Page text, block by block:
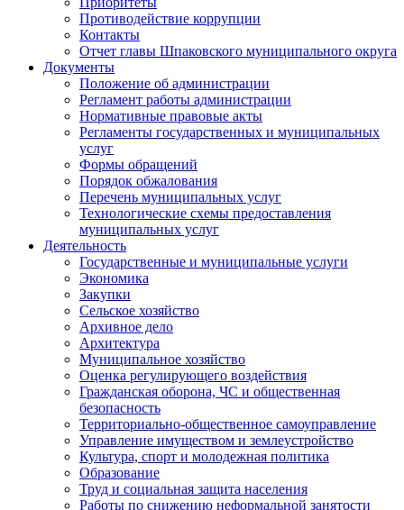
Противодействие коррупции
Контакты
Отчет главы Шпаковского муниципального округа
Документы
Положение об администрации
Регламент работы администрации
Нормативные правовые акты
Регламенты государственных и муниципальных
услуг
Формы обращений
Порядок обжалования
Перечень муниципальных услуг
Технологические схемы предоставления
муниципальных услуг
Деятельность
Государственные и муниципальные услуги
Экономика
Закупки
Сельское хозяйство
Архивное дело
Архитектура
Муниципальное хозяйство
Оценка регулирующего воздействия
Гражданская оборона, ЧС и общественная
безопасность
Территориально-общественное самоуправление
Управление имуществом и землеустройство
Культура, спорт и молодежная политика
Образование
Труд и социальная защита населения
Работы по снижению неформальной занятости